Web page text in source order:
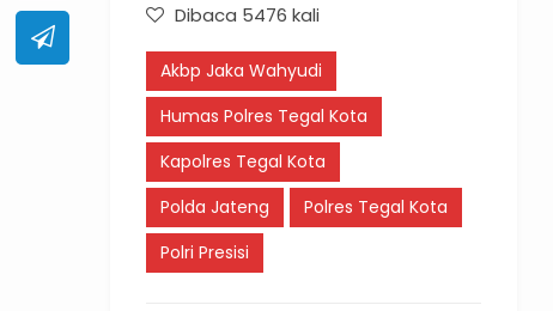
Dibaca 5476 kali
Akbp Jaka Wahyudi
Humas Polres Tegal Kota
Kapolres Tegal Kota
Polda Jateng
Polres Tegal Kota
Polri Presisi